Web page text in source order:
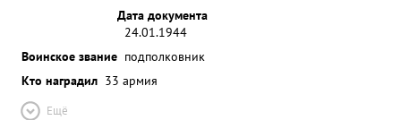
Дата документа
24.01.1944
Воинское звание подполковник
Кто наградил 33 армия
Ещё